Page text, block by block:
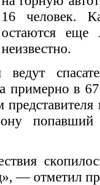
16 человек.
остаются
неизвестно.
ведут
примерно в
— отметил